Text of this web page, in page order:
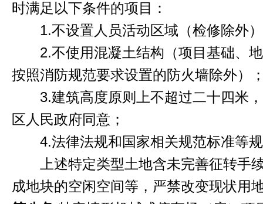
时满足以下条件的项目：
1.不设置人员活动区域（检修除外
2.不使用混凝土结构（项目基础、地
按照消防规范要求设置的防火墙除外）
3.建筑高度原则上不超过二十四米，
区人民政府同意；
4.法律法规和国家相关规范标准等规
上述特定类型土地含未完善征转手
成地块的空闲空间等，严禁改变现状用